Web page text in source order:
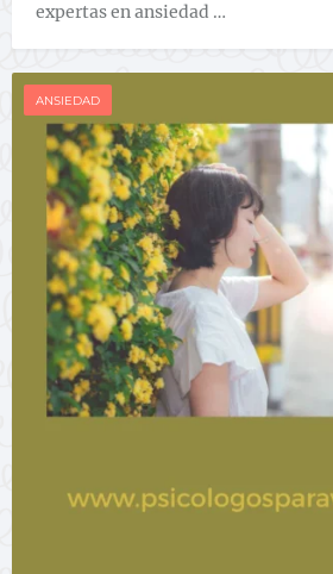
expertas en ansiedad …
ANSIEDAD